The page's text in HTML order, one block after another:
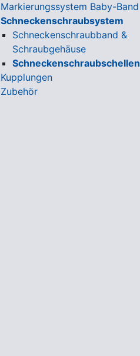
Markierungssystem Baby-Band
Schneckenschraubsystem
Schnecken­schraub­band &
Schraub­gehäuse
Schneckenschraubschellen
Kupplungen
Zubehör